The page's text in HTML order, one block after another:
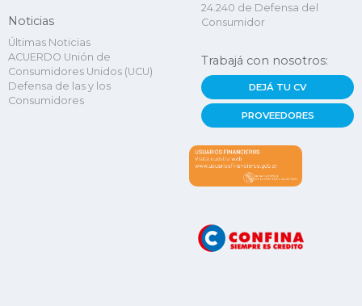
Noticias
Últimas Noticias
ACUERDO Unión de
Consumidores Unidos (UCU)
Defensa de las y los
Consumidores
24.240 de Defensa del
Consumidor
Trabajá con nosotros:
DEJÁ TU CV
PROVEEDORES